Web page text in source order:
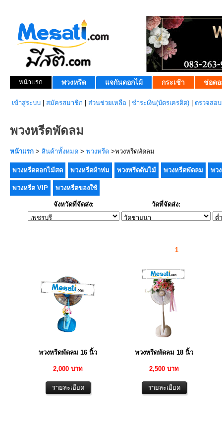
หน้าแรก พวงหรีด แจกันดอกไม้ กระเช้า ช่อดอ
เข้าสู่ระบบ สมัครสมาชิก ส่วนช่วยเหลือ ชำระเงิน(บัตรเครดิต) ตรวจสอ
พวงหรีดพัดลม
หน้าแรก > สินค้าทั้งหมด > พวงหรีด >พวงหรีดพัดลม
พวงหรีดดอกไม้สด พวงหรีดผ้าห่ม พวงหรีดต้นไม้ พวงหรีดพัดลม พว
พวงหรีด VIP พวงหรีดของใช้
จังหวัดที่จัดส่ง: วัดที่จัดส่ง:
1
พวงหรีดพัดลม 16 นิ้ว
2,000 บาท
พวงหรีดพัดลม 18 นิ้ว
2,500 บาท